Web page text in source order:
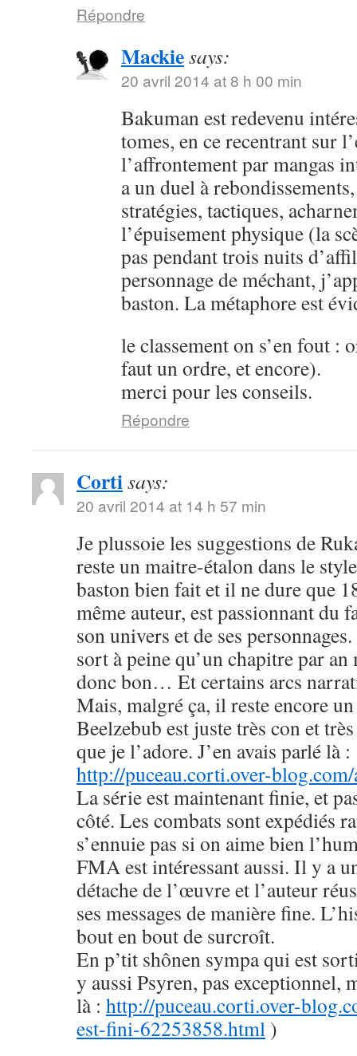
Répondre
Mackiesays:
20 avril 2014 at 8 h 00 min
Bakuman est redevenu
tomes, en ce recentrant sur
l’affrontement par mangas
a un duel à
stratégies, tactiques,
l’épuisement physique (la
pas pendant trois nuits
personnage de méchant,
baston. La métaphore est
le classement on s’en fout :
faut un ordre, et encore).
merci pour les conseils.
Répondre
Cortisays:
20 avril 2014 at 14 h 57 min
Je plussoie les suggestions de
reste un maitre-étalon dans le
baston bien fait et il ne dure que
même auteur, est passionnant du
son univers et de ses
sort à peine qu’un chapitre par
donc bon… Et certains arcs
Mais, malgré ça, il reste encore
Beelzebub est juste très con et
que je l’adore. J’en avais parlé là :
http://puceau.corti.over-
La série est maintenant finie, et
côté. Les combats sont expédiés
s’ennuie pas si on aime bien
FMA est intéressant aussi. Il y a
détache de l’œuvre et l’auteur
ses messages de manière fine.
bout en bout de surcroît.
En p’tit shônen sympa qui est
y aussi Psyren, pas exceptionnel,
là : http://puceau.corti.over-
est-fini-62253858.html )